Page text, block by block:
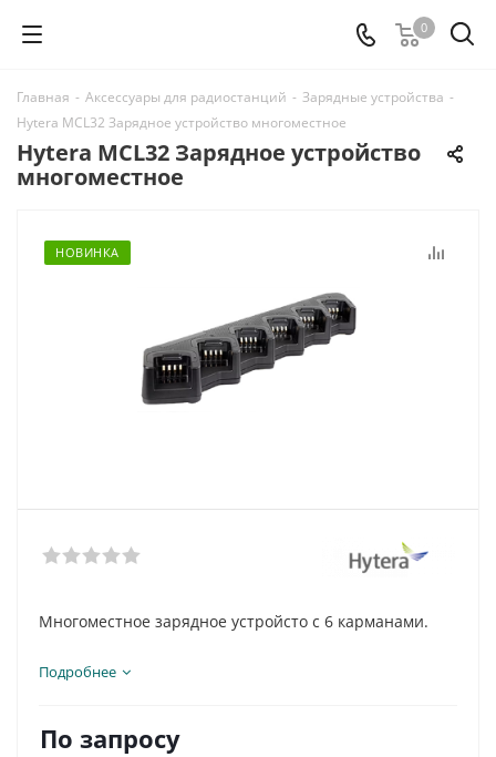
0
Главная - Аксессуары для радиостанций - Зарядные устройства -
Hytera MCL32 Зарядное устройство многоместное
Hytera MCL32 Зарядное устройство
многоместное
НОВИНКА
Многоместное зарядное устройсто с 6 карманами.
Подробнее
По запросу